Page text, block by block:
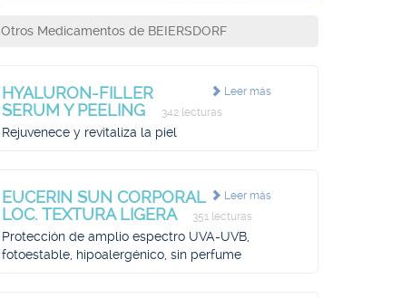
Otros Medicamentos de BEIERSDORF
Leer más
HYALURON-FILLER
SERUM Y PEELING
342 lecturas
Rejuvenece y revitaliza la piel
Leer más
EUCERIN SUN CORPORAL
LOC. TEXTURA LIGERA
351 lecturas
Protección de amplio espectro UVA-UVB,
fotoestable, hipoalergénico, sin perfume